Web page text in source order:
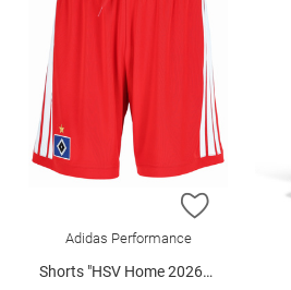
ZUR
Adidas Performance
Shorts "HSV Home 2026/2027"